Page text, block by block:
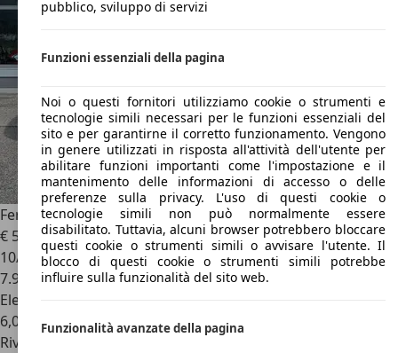
Ferrari SF90 SpiderSpider ASSETTO FIORANO
€ 519.9901
10/2022
7.952 km
Elettrica/Benzina
6,0 l/100 km (comb.)
Rivenditore
pubblico, sviluppo di servizi
Funzioni essenziali della pagina
Noi o questi fornitori utilizziamo cookie o strumenti e
tecnologie simili necessari per le funzioni essenziali del
sito e per garantirne il corretto funzionamento. Vengono
in genere utilizzati in risposta all'attività dell'utente per
abilitare funzioni importanti come l'impostazione e il
mantenimento delle informazioni di accesso o delle
preferenze sulla privacy. L'uso di questi cookie o
tecnologie simili non può normalmente essere
disabilitato. Tuttavia, alcuni browser potrebbero bloccare
questi cookie o strumenti simili o avvisare l'utente. Il
blocco di questi cookie o strumenti simili potrebbe
influire sulla funzionalità del sito web.
Funzionalità avanzate della pagina